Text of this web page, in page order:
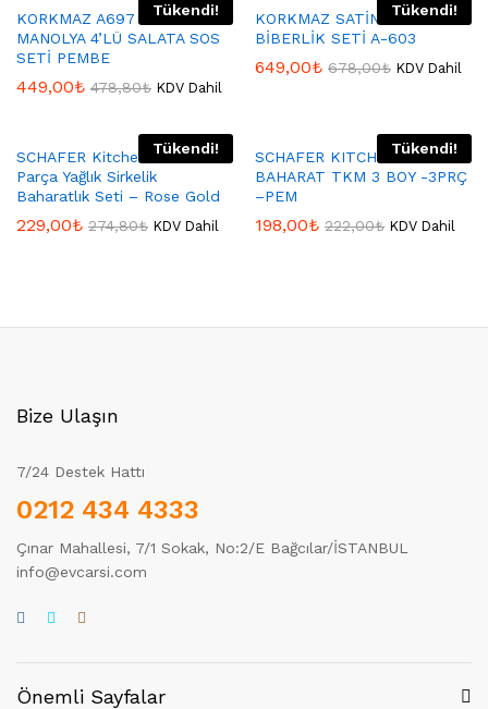
Tükendi!
KORKMAZ A697 STORA
MANOLYA 4’LÜ SALATA SOS
SETİ PEMBE
449,00₺ 478,80₺ KDV Dahil
Tükendi!
KORKMAZ SATİNA TUZLUK
BİBERLİK SETİ A-603
649,00₺ 678,00₺ KDV Dahil
Tükendi!
SCHAFER Kitchen House 5
Parça Yağlık Sirkelik
Baharatlık Seti – Rose Gold
229,00₺ 274,80₺ KDV Dahil
Tükendi!
SCHAFER KITCHENHOUSE
BAHARAT TKM 3 BOY -3PRÇ
–PEM
198,00₺ 222,00₺ KDV Dahil
Bize Ulaşın
7/24 Destek Hattı
0212 434 4333
Çınar Mahallesi, 7/1 Sokak, No:2/E Bağcılar/İSTANBUL
info@evcarsi.com
Önemli Sayfalar